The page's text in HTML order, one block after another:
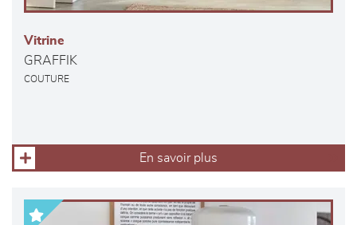
Vitrine
GRAFFIK
COUTURE
En savoir plus